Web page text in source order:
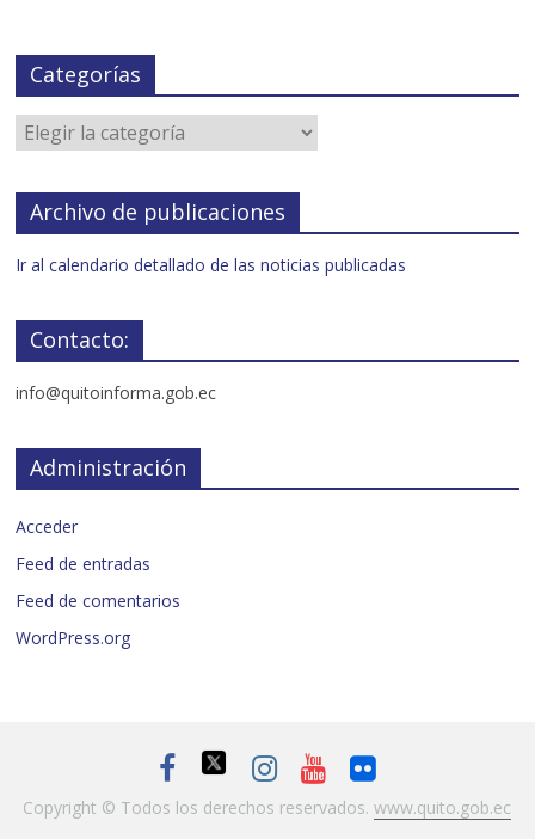
Categorías
Archivo de publicaciones
Ir al calendario detallado de las noticias publicadas
Contacto:
info@quitoinforma.gob.ec
Administración
Acceder
Feed de entradas
Feed de comentarios
WordPress.org
Copyright © Todos los derechos reservados.www.quito.gob.ec